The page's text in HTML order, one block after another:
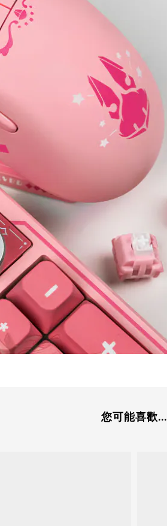
您可能喜歡...